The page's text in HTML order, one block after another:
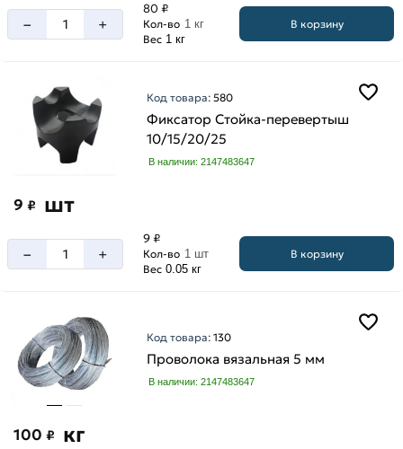
– +
80 ₽
Кол-во 1 кг
Вес 1 кг
В корзину
Код товара:580
Фиксатор Стойка-перевертыш
10/15/20/25
В наличии: 2147483647
9 ₽ шт
– +
9 ₽
Кол-во 1 шт
Вес 0.05 кг
В корзину
Код товара:130
Проволока вязальная 5 мм
В наличии: 2147483647
100 ₽ кг